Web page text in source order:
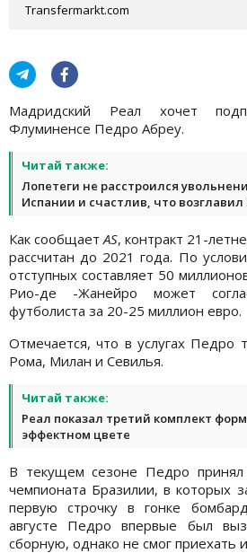
Transfermarkt.com
Мадридский Реал хочет
Флуминенсе Педро Абреу.
Читай также:
Лопетеги не расстроился
Испании и счастлив, что возглавил
Как сообщает AS, контракт 21-
рассчитан до 2021 года. По
отступных составляет 50
Рио-де -Жанейро может
футболиста за 20-25 миллион евро.
Отмечается, что в услугах Педро
Рома, Милан и Севилья.
Читай также:
Реал показал третий комплект
эффектном цвете
В текущем сезоне Педро принял
чемпионата Бразилии, в которых
первую строчку в гонке
августе Педро впервые был
сборную, однако не смог приехать